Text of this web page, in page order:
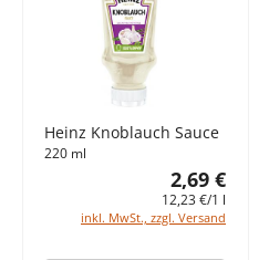
Heinz Knoblauch Sauce
220 ml
2,69 €
12,23 €/1 l
inkl. MwSt., zzgl. Versand